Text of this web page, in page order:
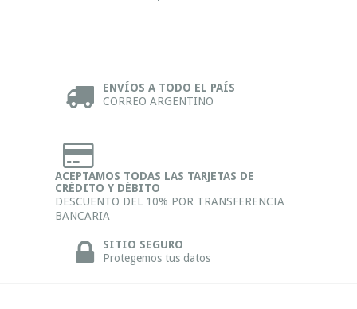
ENVÍOS A TODO EL PAÍS
CORREO ARGENTINO
ACEPTAMOS TODAS LAS TARJETAS DE
CRÉDITO Y DÉBITO
DESCUENTO DEL 10% POR TRANSFERENCIA
BANCARIA
SITIO SEGURO
Protegemos tus datos